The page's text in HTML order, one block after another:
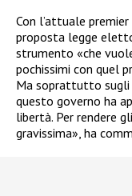
Con l’attuale
proposta legge
strumento «che
pochissimi con quel
Ma soprattutto sugli
questo governo ha
libertà. Per rendere
gravissima», ha